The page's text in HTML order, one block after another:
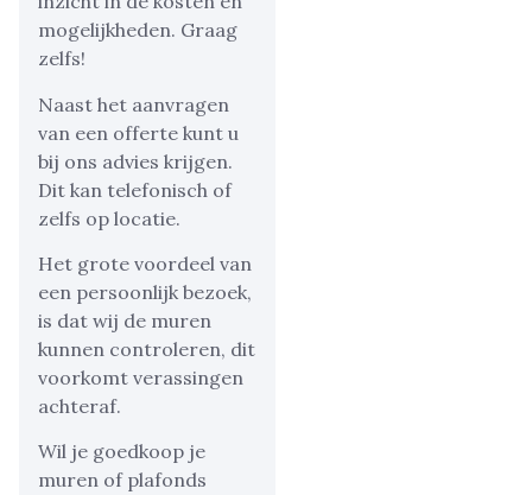
mogelijkheden. Graag
zelfs!
Naast het aanvragen
van een offerte kunt u
bij ons advies krijgen.
Dit kan telefonisch of
zelfs op locatie.
Het grote voordeel van
een persoonlijk bezoek,
is dat wij de muren
kunnen controleren, dit
voorkomt verassingen
achteraf.
Wil je goedkoop je
muren of plafonds